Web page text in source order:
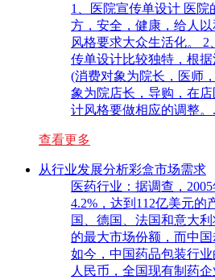
1、医院宣传单设计 医
方，安全，健康，给人
风格要求大众生活化。
传单设计比较独特，根
(消费对象为院长，医师
象为院店长，导购，在
计风格要做相应的调整。
查看更多
从行业发展分析彩盒市场需求
医药行业：据调查，
4.2%，达到112亿美元的
国、德国、法国和意大
的最大市场份额，而中国
如今，中国药品包装行
人民币，全国现有制药